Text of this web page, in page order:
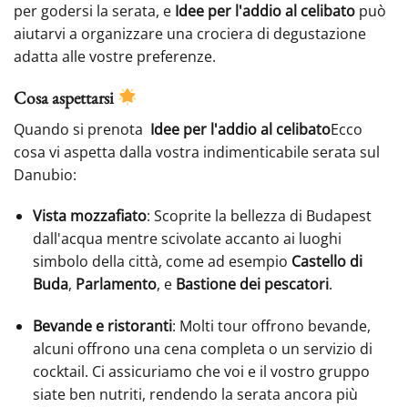
per godersi la serata, e Idee per l'addio al celibato può
aiutarvi a organizzare una crociera di degustazione
adatta alle vostre preferenze.
Cosa aspettarsi
Quando si prenota Idee per l'addio al celibatoEcco
cosa vi aspetta dalla vostra indimenticabile serata sul
Danubio:
Vista mozzafiato: Scoprite la bellezza di Budapest
dall'acqua mentre scivolate accanto ai luoghi
simbolo della città, come ad esempio Castello di
Buda, Parlamento, e Bastione dei pescatori.
Bevande e ristoranti: Molti tour offrono bevande,
alcuni offrono una cena completa o un servizio di
cocktail. Ci assicuriamo che voi e il vostro gruppo
siate ben nutriti, rendendo la serata ancora più